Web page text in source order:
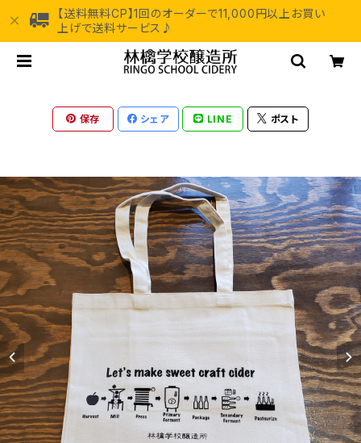
【送料無料CP】1回のオーダーで11,000円以上お買い
上げで送料サービス♪
保存 シェア LINE ポスト